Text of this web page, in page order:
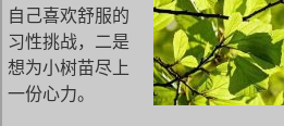
自己喜欢舒服的
习性挑战，二是
想为小树苗尽上
一份心力。